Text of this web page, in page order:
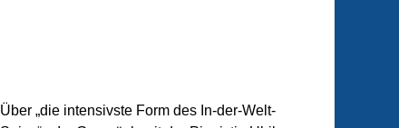
Über „die intensivste Form des In-der-Welt-